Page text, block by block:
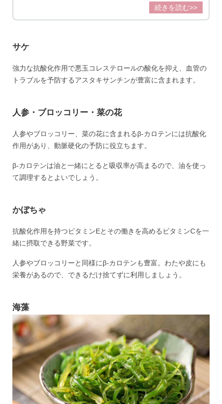
できる便利な食材です。続きを読む>>
サケ
強力な抗酸化作用で悪玉コレステロールの酸化を抑え、血管の
トラブルを予防するアスタキサンチンが豊富に含まれます。
人参・ブロッコリー・菜の花
人参やブロッコリー、菜の花に含まれるβ-カロテンには抗酸化
作用があり、動脈硬化の予防に役立ちます。
β-カロテンは油と一緒にとると吸収率が高まるので、油を使っ
て調理するとよいでしょう。
かぼちゃ
抗酸化作用を持つビタミンEとその働きを高めるビタミンCを一
緒に摂取できる野菜です。
人参やブロッコリーと同様にβ-カロテンも豊富。わたや皮にも
栄養があるので、できるだけ捨てずに利用しましょう。
海藻